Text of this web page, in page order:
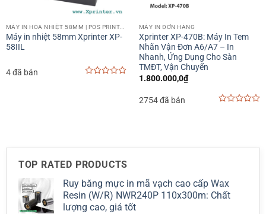
Máy in nhiệt 58mm Xprinter XP-
58IIL
4 đã bán
MÁY IN ĐƠN HÀNG
Xprinter XP-470B: Máy In Tem
Nhãn Vận Đơn A6/A7 – In
Nhanh, Ứng Dụng Cho Sàn
TMĐT, Vận Chuyển
1.800.000,0₫
2754 đã bán
TOP RATED PRODUCTS
Ruy băng mực in mã vạch cao cấp Wax
Resin (W/R) NWR240P 110x300m: Chất
lượng cao, giá tốt